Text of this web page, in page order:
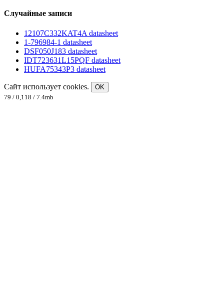
Случайные записи
12107C332KAT4A datasheet
1-796984-1 datasheet
DSF050J183 datasheet
IDT723631L15PQF datasheet
HUFA75343P3 datasheet
Сайт использует cookies.
OK
79 / 0,118 / 7.4mb